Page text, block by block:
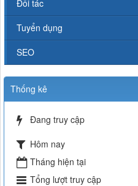
Đối tác
Tuyển dụng
SEO
Thống kê
Đang truy cập
Hôm nay
Tháng hiện tại
Tổng lượt truy cập